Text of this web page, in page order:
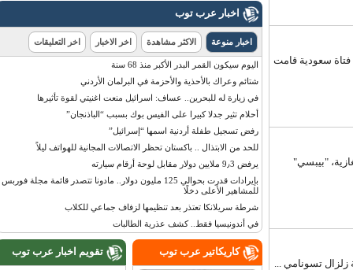
سعودية قامت
"بيبسي"
تسونامي ...
اخبار عرب توب
اخبار منوعة الاكثر مشاهدة اخر الاخبار اخر التعليقات
اليوم سيكون القمر البدر الأكبر منذ 68 سنة
شتائم وعراك بالأحذية والأحزمة في البرلمان الأردني
في زيارة له للبحرين.. عساف: اسرائيل منعت اغنيتي لقوة تأثيرها
أحلام تثير جدلا كبيرا على الفيس بوك بسبب “الباذنجان”
رفض تسجيل طفلة أردنية اسمها “إسرائيل”
للحد من الابتذال .. باكستان تحظر الاتصالات المجانية للهواتف ليلاً
يرفض 9٫3 ملايين دولار مقابل لوحة أرقام سيارته
بإيرادات قدرت بحوالي 125 مليون دولار.. مادونا تتصدر قائمة مجلة فوربس
للمشاهير الأعلى دخلًا
شرطة سريلانكا تعتذر بعد تنظيمها لزفاف جماعي للكلاب
في أندونيسيا فقط.. كشف عذرية الطالبات
تقويم اخبار عرب توب كاريكاتير عرب توب